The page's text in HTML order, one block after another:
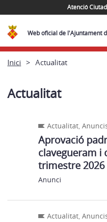
Atenció
Web oficial de l'Ajuntament
Inici Actualitat
Actualitat
Actualitat,
Aprovació
clavegueram i
trimestre 2026
Anunci
Actualitat,